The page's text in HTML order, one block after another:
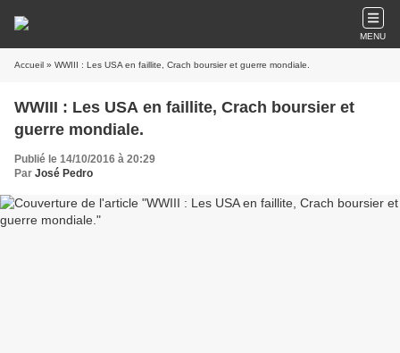
MENU
Accueil » WWIII : Les USA en faillite, Crach boursier et guerre mondiale.
WWIII : Les USA en faillite, Crach boursier et
guerre mondiale.
Publié le 14/10/2016 à 20:29
Par José Pedro